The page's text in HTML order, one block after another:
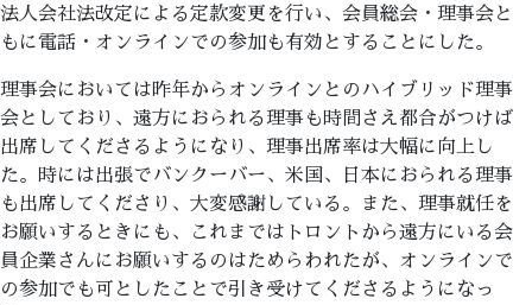
法人会社法改定による定款変更を行い、会員総会・理事会と
もに電話・オンラインでの参加も有効とすることにした。
理事会においては昨年からオンラインとのハイブリッド理事
会としており、遠方におられる理事も時間さえ都合がつけば
出席してくださるようになり、理事出席率は大幅に向上し
た。時には出張でバンクーバー、米国、日本におられる理事
も出席してくださり、大変感謝している。また、理事就任を
お願いするときにも、これまではトロントから遠方にいる会
員企業さんにお願いするのはためらわれたが、オンラインで
の参加でも可としたことで引き受けてくださるようになっ